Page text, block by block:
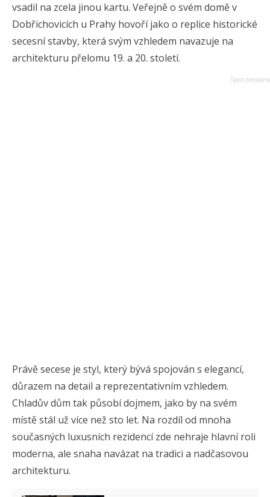
vsadil na zcela jinou kartu. Veřejně o svém domě v
Dobřichovicích u Prahy hovoří jako o replice historické
secesní stavby, která svým vzhledem navazuje na
architekturu přelomu 19. a 20. století.
Právě secese je styl, který bývá spojován s elegancí,
důrazem na detail a reprezentativním vzhledem.
Chladův dům tak působí dojmem, jako by na svém
místě stál už více než sto let. Na rozdíl od mnoha
současných luxusních rezidencí zde nehraje hlavní roli
moderna, ale snaha navázat na tradici a nadčasovou
architekturu.